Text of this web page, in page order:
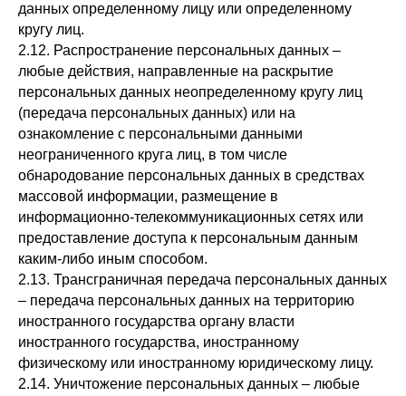
данных определенному лицу или определенному
кругу лиц.
2.12. Распространение персональных данных –
любые действия, направленные на раскрытие
персональных данных неопределенному кругу лиц
(передача персональных данных) или на
ознакомление с персональными данными
неограниченного круга лиц, в том числе
обнародование персональных данных в средствах
массовой информации, размещение в
информационно-телекоммуникационных сетях или
предоставление доступа к персональным данным
каким-либо иным способом.
2.13. Трансграничная передача персональных данных
– передача персональных данных на территорию
иностранного государства органу власти
иностранного государства, иностранному
физическому или иностранному юридическому лицу.
2.14. Уничтожение персональных данных – любые